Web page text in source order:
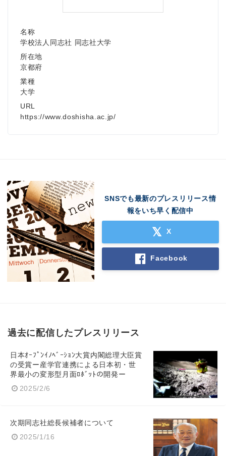
名称
学校法人同志社 同志社大学
所在地
京都府
業種
大学
URL
https://www.doshisha.ac.jp/
SNSでも最新のプレスリリース情
報をいち早く配信中
X
Facebook
過去に配信したプレスリリース
日本ｵｰﾌﾟﾝｲﾉﾍﾞｰｼｮﾝ大賞内閣総理大臣賞
の受賞ー産学官連携による日本初・世
界最小の変形型月面ﾛﾎﾞｯﾄの開発ー
2025/2/6
次期同志社総長候補者について
2025/1/16